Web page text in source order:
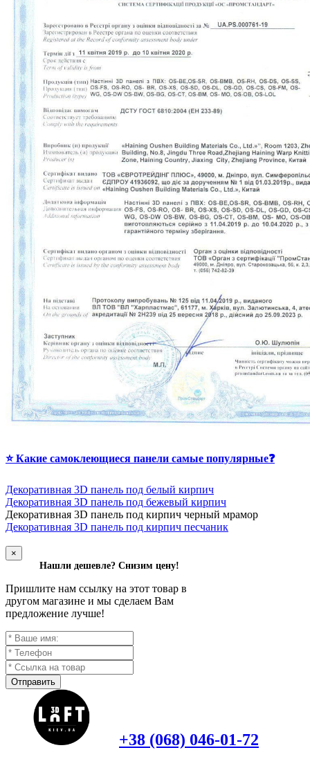
⭐ Какие самоклеющиеся панели самые популярные❓
Декоративная 3D панель под белый кирпич
Декоративная 3D панель под бежевый кирпич
Декоративная 3D панель под кирпич черный мрамор
Декоративная 3D панель под кирпич песчаник
×
Нашли дешевле? Снизим цену!
Пришлите нам ссылку на этот товар в
другом магазине и мы сделаем Вам
предложение лучше!
Отправить
+38 (068) 046-01-72